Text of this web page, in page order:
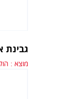
גבינת
מוצא :